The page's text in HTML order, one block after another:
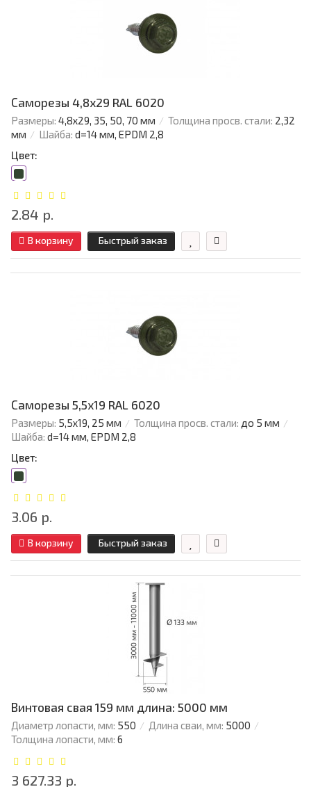
Саморезы 4,8х29 RAL 6020
Размеры: 4,8х29, 35, 50, 70 мм Толщина просв. стали: 2,32
мм
Шайба: d=14 мм, EPDM 2,8
Цвет:
2.84 р.
В корзину Быстрый заказ
Саморезы 5,5х19 RAL 6020
Размеры: 5,5х19, 25 мм Толщина просв. стали: до 5 мм
Шайба: d=14 мм, EPDM 2,8
Цвет:
3.06 р.
В корзину Быстрый заказ
Винтовая свая 159 мм длина: 5000 мм
Диаметр лопасти, мм: 550 Длина сваи, мм: 5000
Толщина лопасти, мм: 6
3 627.33 р.